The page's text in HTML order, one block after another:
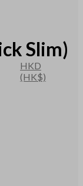
HKD
(HK$)
Slim)